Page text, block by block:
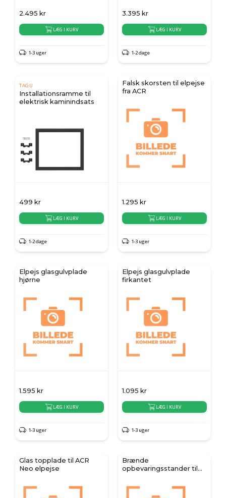
2.495 kr
LÆG I KURV
1-3 uger
3.395 kr
LÆG I KURV
1-2 dage
TAGU
Installationsramme til
elektrisk kaminindsats
499 kr
LÆG I KURV
1-2 dage
Falsk skorsten til elpejse
fra ACR
1.295 kr
LÆG I KURV
1-3 uger
Elpejs glasgulvplade
hjørne
1.595 kr
LÆG I KURV
1-3 uger
Elpejs glasgulvplade
firkantet
1.095 kr
LÆG I KURV
1-3 uger
Glas topplade til ACR
Neo elpejse
Brænde
opbevaringsstander til